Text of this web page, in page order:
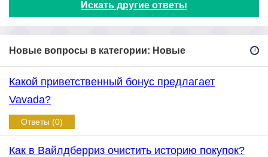
Искать другие ответы
Новые вопросы в категории: Новые
Какой приветственный бонус предлагает
Vavada?
Ответы (0)
Как в Вайлдберриз очистить историю покупок?